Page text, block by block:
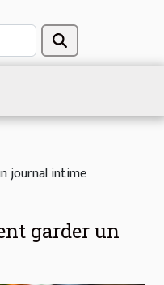
journal intime
garder un